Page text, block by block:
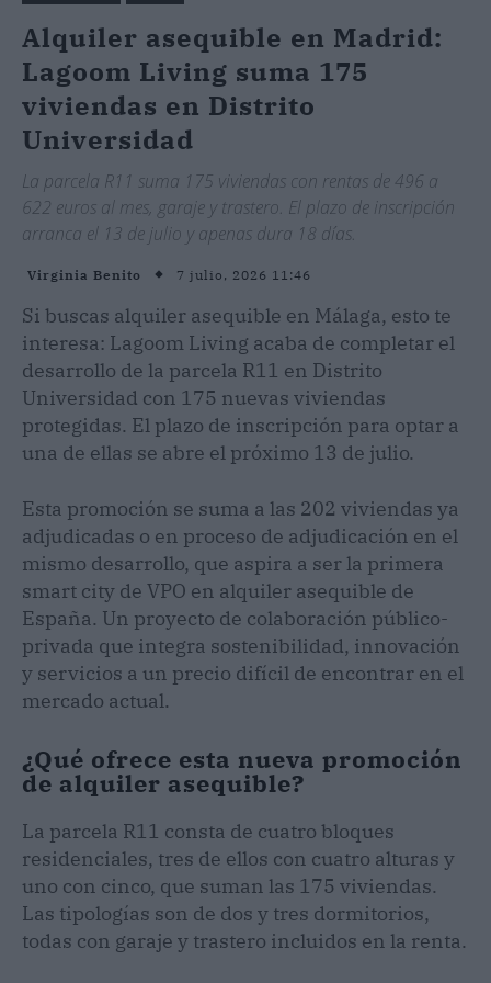
Alquiler asequible en Madrid:
Lagoom Living suma 175
viviendas en Distrito
Universidad
La parcela R11 suma 175 viviendas con rentas de 496 a
622 euros al mes, garaje y trastero. El plazo de inscripción
arranca el 13 de julio y apenas dura 18 días.
Virginia Benito 7 julio, 2026 11:46
Si buscas alquiler asequible en Málaga, esto te
interesa: Lagoom Living acaba de completar el
desarrollo de la parcela R11 en Distrito
Universidad con 175 nuevas viviendas
protegidas. El plazo de inscripción para optar a
una de ellas se abre el próximo 13 de julio.
Esta promoción se suma a las 202 viviendas ya
adjudicadas o en proceso de adjudicación en el
mismo desarrollo, que aspira a ser la primera
smart city de VPO en alquiler asequible de
España. Un proyecto de colaboración público-
privada que integra sostenibilidad, innovación
y servicios a un precio difícil de encontrar en el
mercado actual.
¿Qué ofrece esta nueva promoción
de alquiler asequible?
La parcela R11 consta de cuatro bloques
residenciales, tres de ellos con cuatro alturas y
uno con cinco, que suman las 175 viviendas.
Las tipologías son de dos y tres dormitorios,
todas con garaje y trastero incluidos en la renta.